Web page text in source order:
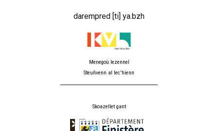
darempred [ti] ya.bzh
Menegoù lezennel
Steuñvenn al lec'hienn
Skoazellet gant